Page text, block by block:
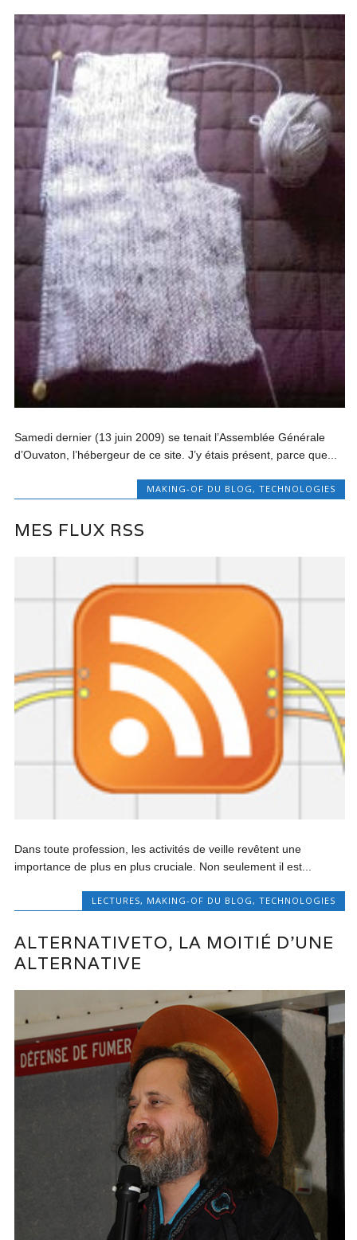
Samedi dernier (13 juin 2009) se tenait l’Assemblée Générale
d’Ouvaton, l’hébergeur de ce site. J’y étais présent, parce que...
MAKING-OF DU BLOG , TECHNOLOGIES
MES FLUX RSS
Dans toute profession, les activités de veille revêtent une
importance de plus en plus cruciale. Non seulement il est...
LECTURES, MAKING-OF DU BLOG, TECHNOLOGIES
ALTERNATIVETO, LA MOITIÉ D’UNE
ALTERNATIVE